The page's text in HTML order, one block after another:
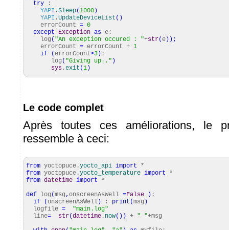
try :
YAPI .Sleep(1000 )
YAPI .UpdateDeviceList ( )
errorCount = 0
except
Exception as e:
log ( "An exception occured : "+str(e ) ) ;
errorCount = errorCount + 1
if
(errorCount>3 ) :
log ( "Giving up.." )
sys .exit (1 )
Le code complet
Après toutes ces améliorations, le
ressemble à ceci:
from yoctopuce.yocto_api import *
from yoctopuce.yocto_temperature import *
from datetime import *
def log (msg, onscreenAsWell =False ) :
if
(onscreenAsWell ) : print (msg )
logfile =
"main.log"
line= str(datetime . now( ) ) + " "+msg